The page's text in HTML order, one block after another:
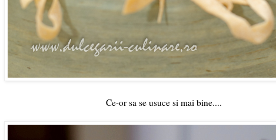
Ce-or sa se usuce si mai bine....